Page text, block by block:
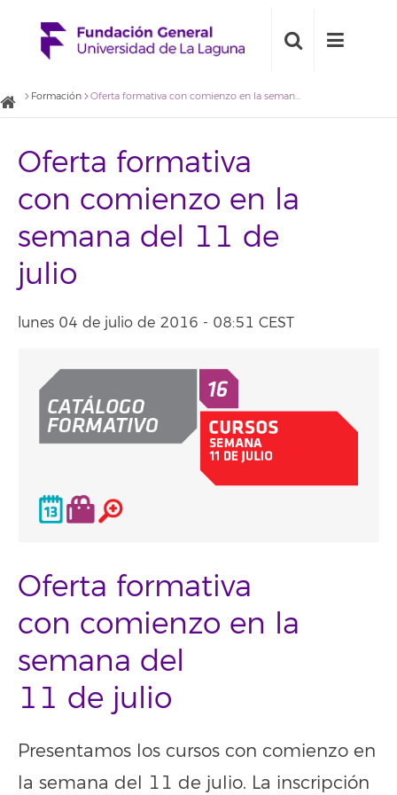
Formación Oferta formativa con comienzo en la semana del 11 de julio
Oferta formativa
con comienzo en la
semana del 11 de
julio
lunes 04 de julio de 2016 - 08:51 CEST
Oferta formativa
con comienzo en la
semana del
11 de julio
Presentamos los cursos con comienzo en
la semana del 11 de julio. La inscripción